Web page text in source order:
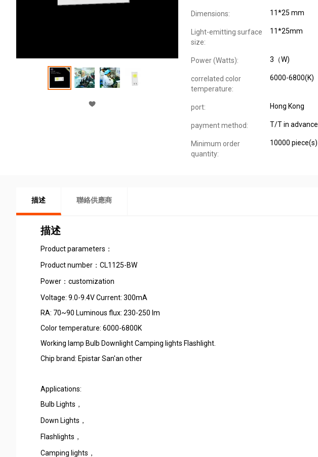
Dimensions: 11*25 mm
Light-emitting surface
size:
11*25mm
Power (Watts): 3（W)
correlated color
temperature:
6000-6800(K)
port: Hong Kong
payment method: T/T in advance
Minimum order
quantity:
10000 piece(s)
描述 聯絡供應商
描述
Product parameters：
Product number：CL1125-BW
Power：customization
Voltage: 9.0-9.4V Current: 300mA
RA: 70~90 Luminous flux: 230-250 lm
Color temperature: 6000-6800K
Working lamp Bulb Downlight Camping lights Flashlight.
Chip brand: Epistar San'an other
Applications:
Bulb Lights，
Down Lights，
Flashlights，
Camping lights，